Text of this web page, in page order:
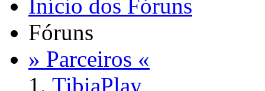
Início dos Fóruns
Fóruns
» Parceiros «
TibiaPlay